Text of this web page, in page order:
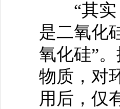
“其实，
是二氧化
氧化硅”
物质，对
用后，仅